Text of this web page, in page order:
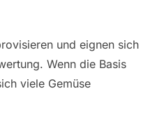
und eignen sich
Wenn die Basis
viele Gemüse